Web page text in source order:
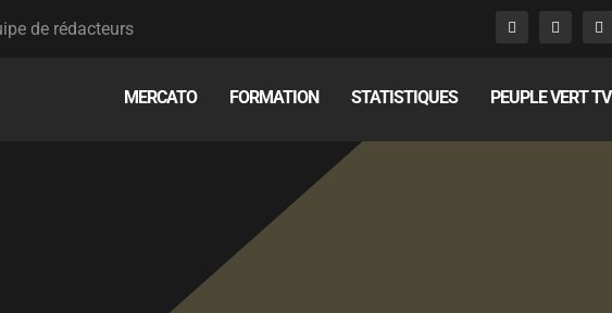
de rédacteurs
MERCATO FORMATION STATISTIQUES PEUPLE VERT TV